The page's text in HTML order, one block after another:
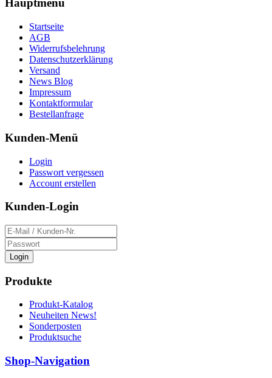
Hauptmenü
Startseite
AGB
Widerrufsbelehrung
Datenschutzerklärung
Versand
News Blog
Impressum
Kontaktformular
Bestellanfrage
Kunden-Menü
Login
Passwort vergessen
Account erstellen
Kunden-Login
Login
Produkte
Produkt-Katalog
Neuheiten News!
Sonderposten
Produktsuche
Shop-Navigation